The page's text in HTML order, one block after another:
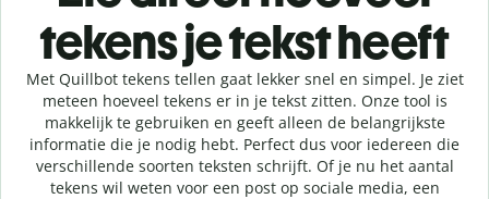
tekens je tekst heeft
Met Quillbot tekens tellen gaat lekker snel en simpel. Je ziet
meteen hoeveel tekens er in je tekst zitten. Onze tool is
makkelijk te gebruiken en geeft alleen de belangrijkste
informatie die je nodig hebt. Perfect dus voor iedereen die
verschillende soorten teksten schrijft. Of je nu het aantal
tekens wil weten voor een post op sociale media, een